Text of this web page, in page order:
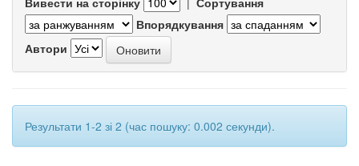
Впорядкування
Автори
Результати 1-2 зі 2 (час пошуку: 0.002 секунди).